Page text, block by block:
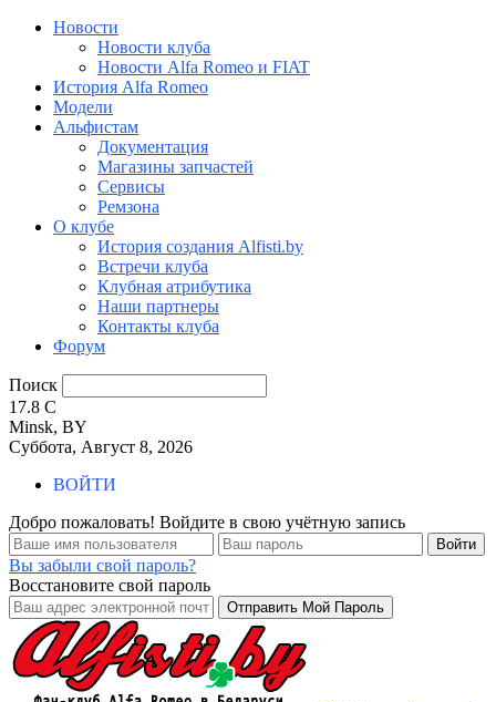
Новости
Новости клуба
Новости Alfa Romeo и FIAT
История Alfa Romeo
Модели
Альфистам
Документация
Магазины запчастей
Сервисы
Ремзона
О клубе
История создания Alfisti.by
Встречи клуба
Клубная атрибутика
Наши партнеры
Контакты клуба
Форум
Поиск
17.8 C
Minsk, BY
Суббота, Август 8, 2026
ВОЙТИ
Добро пожаловать! Войдите в свою учётную запись
Вы забыли свой пароль?
Восстановите свой пароль